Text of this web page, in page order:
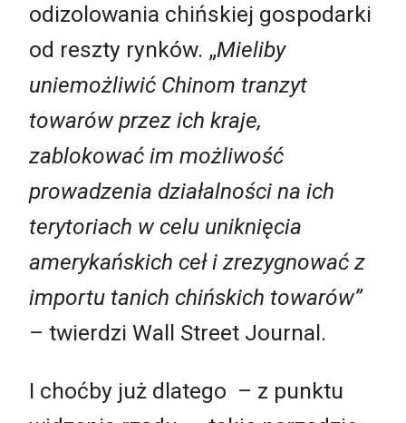
odizolowania chińskiej gospodarki
od reszty rynków. „Mieliby
uniemożliwić Chinom tranzyt
towarów przez ich kraje,
zablokować im możliwość
prowadzenia działalności na ich
terytoriach w celu uniknięcia
amerykańskich ceł i zrezygnować z
importu tanich chińskich towarów”
– twierdzi Wall Street Journal.
I choćby już dlatego – z punktu